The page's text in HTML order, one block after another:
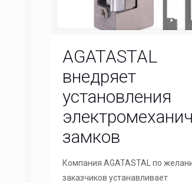
AGATASTAL
внедряет
установления
замков
Компания AGATASTAL по
заказчиков устанавливает